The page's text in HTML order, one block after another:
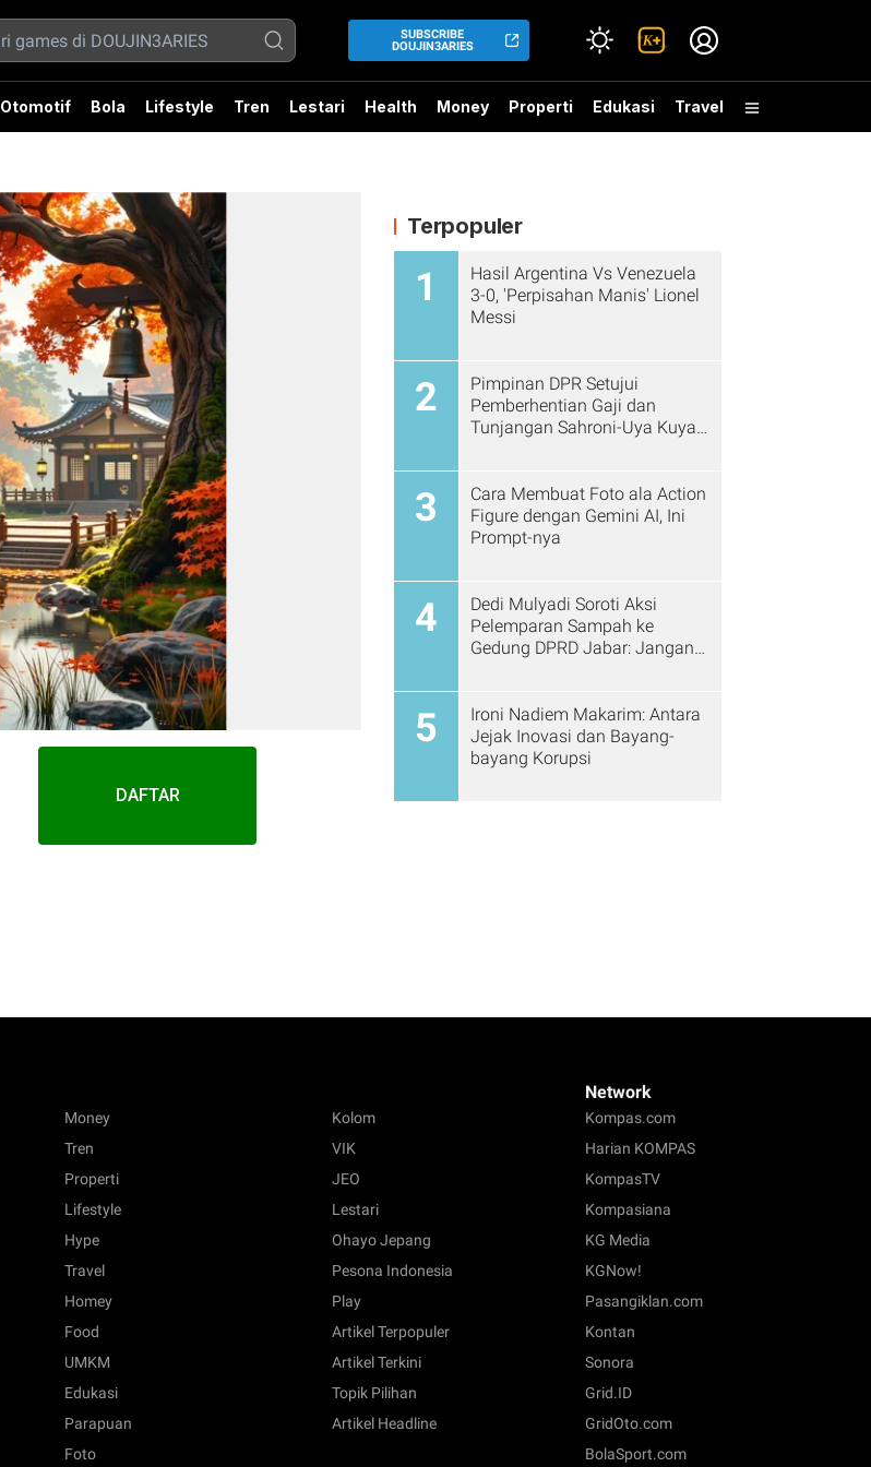
SUBSCRIBE
DOUJIN3ARIES
Otomotif Bola Lifestyle Tren Lestari Health Money Properti Edukasi Travel
DAFTAR
Terpopuler
1
Hasil Argentina Vs Venezuela
3-0, 'Perpisahan Manis' Lionel
Messi
2
Pimpinan DPR Setujui
Pemberhentian Gaji dan
Tunjangan Sahroni-Uya Kuya
3
Cara Membuat Foto ala Action
Figure dengan Gemini AI, Ini
Prompt-nya
4
Dedi Mulyadi Soroti Aksi
Pelemparan Sampah ke
Gedung DPRD Jabar: Jangan
5
Ironi Nadiem Makarim: Antara
Jejak Inovasi dan Bayang-
bayang Korupsi
Money
Tren
Properti
Lifestyle
Hype
Travel
Homey
Food
UMKM
Edukasi
Parapuan
Foto
Kolom
VIK
JEO
Lestari
Ohayo Jepang
Pesona Indonesia
Play
Artikel Terpopuler
Artikel Terkini
Topik Pilihan
Artikel Headline
Network
Kompas.com
Harian KOMPAS
KompasTV
Kompasiana
KG Media
KGNow!
Pasangiklan.com
Kontan
Sonora
Grid.ID
GridOto.com
BolaSport.com